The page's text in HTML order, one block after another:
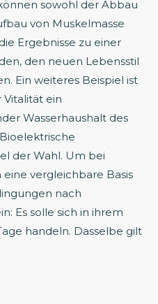
sowohl der Abbau
von Muskelmasse
Ergebnisse zu einer
den neuen Lebensstil
Ein weiteres Beispiel ist
ein
Wasserhaushalt des
der Wahl. Um bei
vergleichbare Basis
nach
Es solle sich in ihrem
handeln. Dasselbe gilt